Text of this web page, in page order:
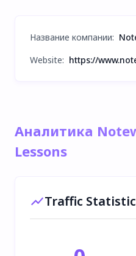
Название компании:
Website: https://
Аналитика
Lessons
Traffic